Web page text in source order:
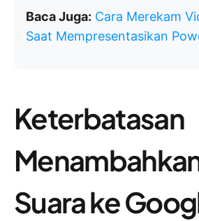
Baca Juga: Cara Merekam
Saat Mempresentasikan
Keterbatasan
Suara ke